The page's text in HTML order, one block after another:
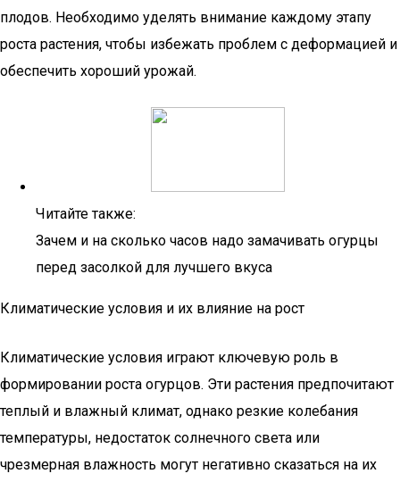
плодов. Необходимо уделять внимание каждому этапу
роста растения, чтобы избежать проблем с деформацией и
обеспечить хороший урожай.
Читайте также:
Зачем и на сколько часов надо замачивать огурцы
перед засолкой для лучшего вкуса
Климатические условия и их влияние на рост
Климатические условия играют ключевую роль в
формировании роста огурцов. Эти растения предпочитают
теплый и влажный климат, однако резкие колебания
температуры, недостаток солнечного света или
чрезмерная влажность могут негативно сказаться на их